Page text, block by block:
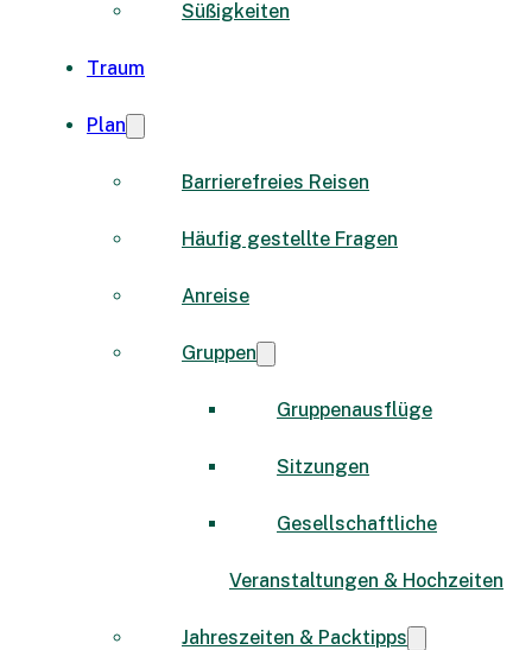
Süßigkeiten
Traum
Plan
Barrierefreies Reisen
Häufig gestellte Fragen
Anreise
Gruppen
Gruppenausflüge
Sitzungen
Gesellschaftliche
Veranstaltungen & Hochzeiten
Jahreszeiten & Packtipps